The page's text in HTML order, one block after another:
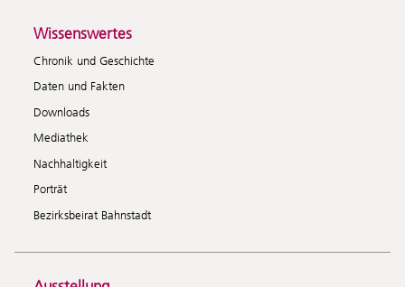
Wissenswertes
Chronik und Geschichte
Daten und Fakten
Downloads
Mediathek
Nachhaltigkeit
Porträt
Bezirksbeirat Bahnstadt